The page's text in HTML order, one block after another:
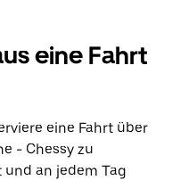
eine Fahrt
eine Fahrt über
- Chessy zu
und an jedem Tag